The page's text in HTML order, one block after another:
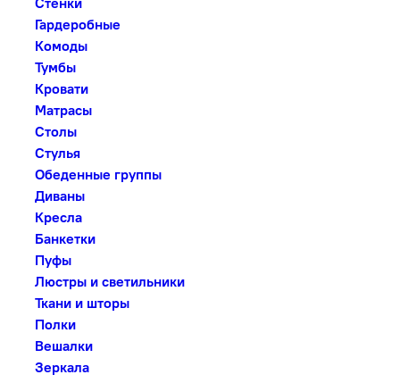
Гардеробные
Комоды
Тумбы
Кровати
Матрасы
Столы
Стулья
Обеденные группы
Диваны
Кресла
Банкетки
Пуфы
Люстры и светильники
Ткани и шторы
Полки
Вешалки
Зеркала